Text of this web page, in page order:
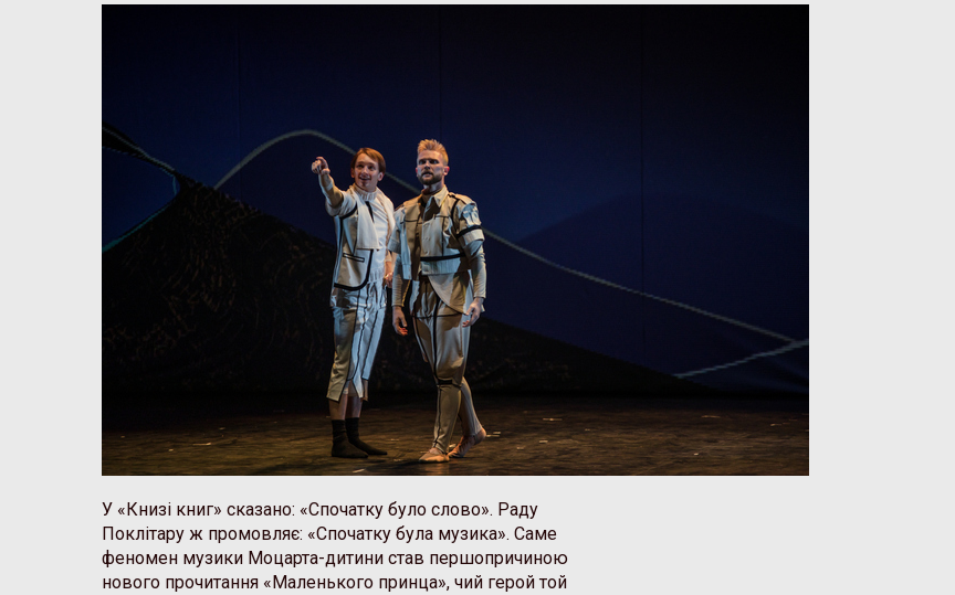
У «Книзі книг» сказано: «Спочатку було слово». Раду
Поклітару ж промовляє: «Спочатку була музика». Саме
феномен музики Моцарта-дитини став першопричиною
нового прочитання «Маленького принца», чий герой той